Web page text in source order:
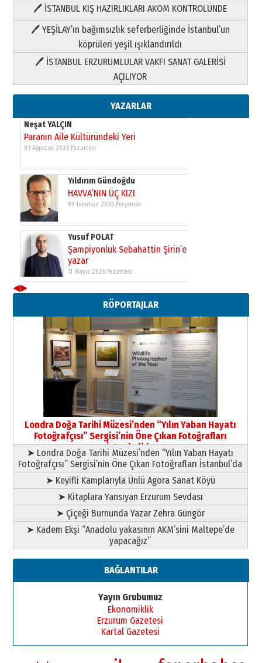
🖊 İSTANBUL KIŞ HAZIRLIKLARI AKOM KONTROLÜNDE
🖊 YEŞİLAY’ın bağımsızlık seferberliğinde İstanbul’un
köprüleri yeşil ışıklandırıldı
🖊 İSTANBUL ERZURUMLULAR VAKFI SANAT GALERİSİ
AÇILIYOR
YAZARLAR
Yıldırım Gündoğdu
HAVVA’NIN ÜÇ KIZI
09 Temmuz 2026 Perşembe
Yusuf POLAT
Şampiyonluk Sebahattin Şirin’e
yazar
11 Mayıs 2026 Pazartesi
Neşat YALÇIN
Paranın Aile Kültüründeki Yeri
03 Ağustos 2026 Pazartesi
Yıldırım Gündoğdu
HAVVA’NIN ÜÇ KIZI
09 Temmuz 2026 Perşembe
Yusuf POLAT
Şampiyonluk Sebahattin Şirin’e
yazar
11 Mayıs 2026 Pazartesi
Neşat YALÇIN
Paranın Aile Kültüründeki Yeri
03 Ağustos 2026 Pazartesi
Yıldırım Gündoğdu
HAVVA’NIN ÜÇ KIZI
09 Temmuz 2026 Perşembe
Yusuf POLAT
Şampiyonluk Sebahattin Şirin’e
yazar
11 Mayıs 2026 Pazartesi
◀▶
RÖPORTAJLAR
Londra Doğa Tarihi Müzesi’nden “Yılın Yaban Hayatı
Fotoğrafçısı” Sergisi’nin Öne Çıkan Fotoğrafları
İstanbul’da
➤ Londra Doğa Tarihi Müzesi’nden “Yılın Yaban Hayatı
Fotoğrafçısı” Sergisi’nin Öne Çıkan Fotoğrafları İstanbul’da
➤ Keyifli Kamplarıyla Ünlü Agora Sanat Köyü
➤ Kitaplara Yansıyan Erzurum Sevdası
➤ Çiçeği Burnunda Yazar Zehra Güngör
➤ Kadem Ekşi “Anadolu yakasının AKM’sini Maltepe’de
yapacağız”
BAĞLANTILAR
Yayın Grubumuz
Ekonomiklik
Erzurum Gazetesi
Kartal Gazetesi